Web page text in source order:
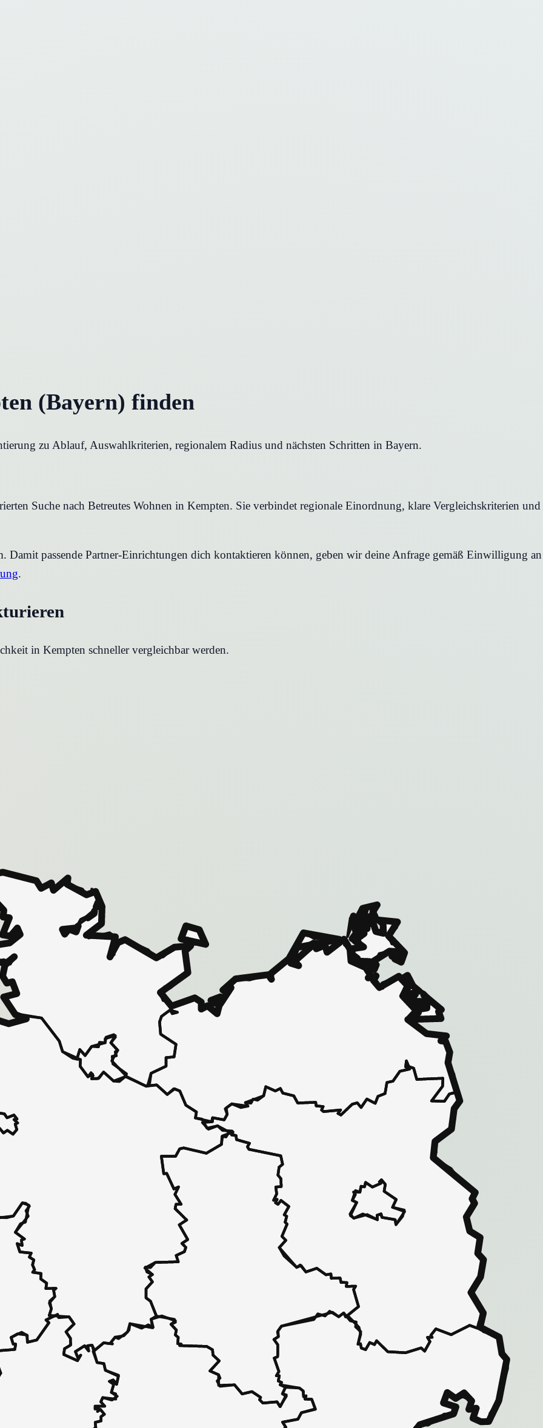
(Bayern) finden
zu Ablauf, Auswahlkriterien, regionalem Radius und nächsten Schritten in Bayern.
Suche nach Betreutes Wohnen in Kempten. Sie verbindet regionale Einordnung, klare Vergleichskriterien und
passende Partner-Einrichtungen dich kontaktieren können, geben wir deine Anfrage gemäß Einwilligung an
.
in Kempten schneller vergleichbar werden.
in 30 Sekunden zu einem Pflegeplatz
bei Ihnen.